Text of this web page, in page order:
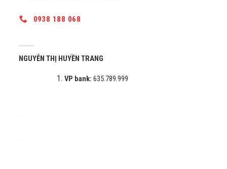
0938 188 068
NGUYỄN THỊ HUYỀN TRANG
VP bank: 635.789.999